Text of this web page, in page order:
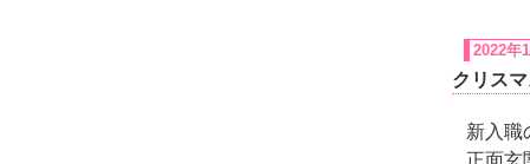
2022年
クリス
新入職
正面玄